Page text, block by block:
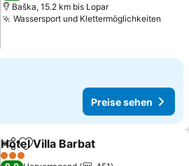
Baška, 15.2 km bis Lopar
Wassersport und Klettermöglichkeiten
Preise sehen
TeilenZu Favoriten hinzufügen
Hotel Villa Barbat
3 Sterne